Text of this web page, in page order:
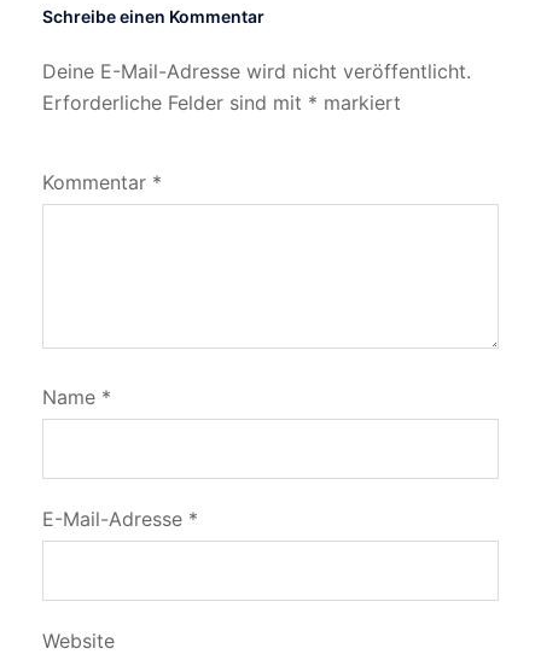
Schreibe einen Kommentar
Deine E-Mail-Adresse wird nicht veröffentlicht.
Erforderliche Felder sind mit * markiert
Kommentar *
Name *
E-Mail-Adresse *
Website